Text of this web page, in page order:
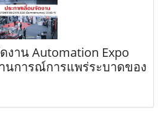
งาน Automation Expo
นการณ์การแพร่ระบาดของ